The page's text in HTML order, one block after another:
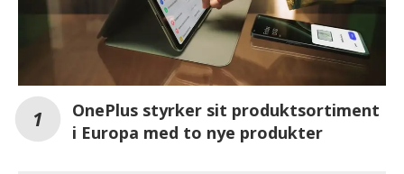
OnePlus styrker sit produktsortiment
i Europa med to nye produkter